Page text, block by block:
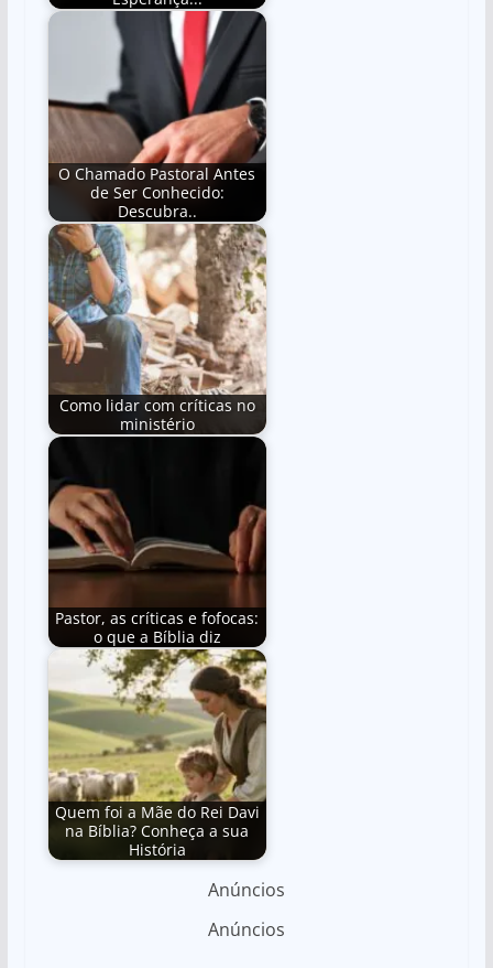
O Chamado Pastoral Antes
de Ser Conhecido:
Descubra..
Como lidar com críticas no
ministério
Pastor, as críticas e fofocas:
o que a Bíblia diz
Quem foi a Mãe do Rei Davi
na Bíblia? Conheça a sua
História
Anúncios
Anúncios